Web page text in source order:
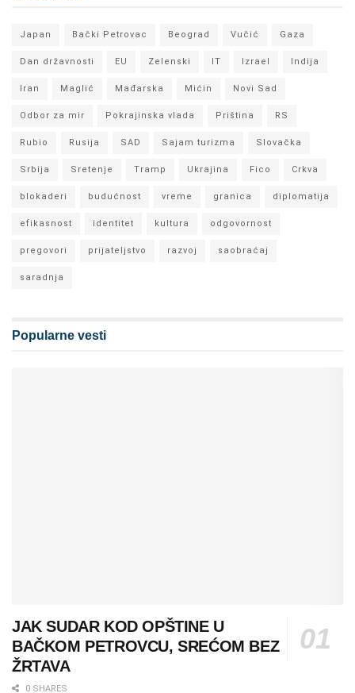
Japan Bački Petrovac Beograd Vučić Gaza
Dan državnosti EU Zelenski IT Izrael Indija
Iran Maglić Mađarska Mićin Novi Sad
Odbor za mir Pokrajinska vlada Priština RS
Rubio Rusija SAD Sajam turizma Slovačka
Srbija Sretenje Tramp Ukrajina Fico Crkva
blokaderi budućnost vreme granica diplomatija
efikasnost identitet kultura odgovornost
pregovori prijateljstvo razvoj saobraćaj
saradnja
Popularne vesti
JAK SUDAR KOD OPŠTINE U
BAČKOM PETROVCU, SREĆOM BEZ
ŽRTAVA
0 SHARES